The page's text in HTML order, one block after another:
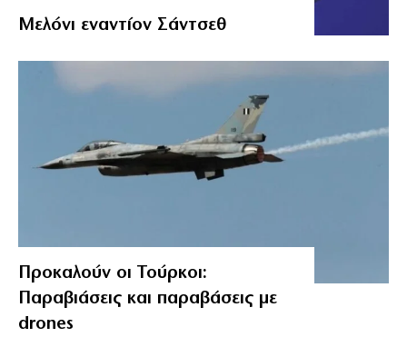
Μελόνι εναντίον Σάντσεθ
Προκαλούν οι Τούρκοι:
Παραβιάσεις και παραβάσεις με
drones